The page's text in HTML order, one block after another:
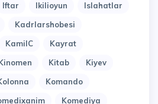
Iftar Ikilioyun
Islahatlar
Kadrlarshobesi
KamilC
Kayrat
Kitab
Kiyev
Komando
Komediya